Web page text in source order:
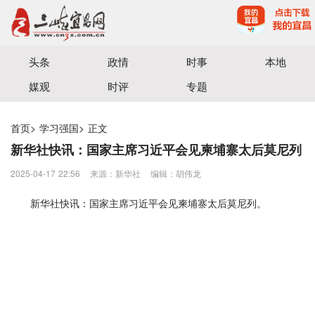
宜昌三峡融媒体中心主办
头条 政情 时事
本地
媒观
时评 专题
首页> 学习强国> 正文
新华社快讯：国家主席习近平会见柬埔寨太后莫尼列
2025-04-17 22:56 来源：​新华社 编辑：胡伟龙
新华社快讯：国家主席习近平会见柬埔寨太后莫尼列。